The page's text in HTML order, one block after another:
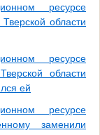
ресурсе
области
ресурсе
области
ей
ресурсе
заменили